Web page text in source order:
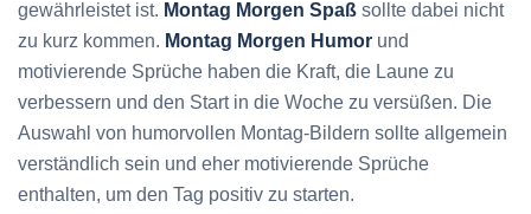
gewährleistet ist. Montag Morgen Spaß sollte dabei nicht
zu kurz kommen. Montag Morgen Humor und
motivierende Sprüche haben die Kraft, die Laune zu
verbessern und den Start in die Woche zu versüßen. Die
Auswahl von humorvollen Montag-Bildern sollte allgemein
verständlich sein und eher motivierende Sprüche
enthalten, um den Tag positiv zu starten.